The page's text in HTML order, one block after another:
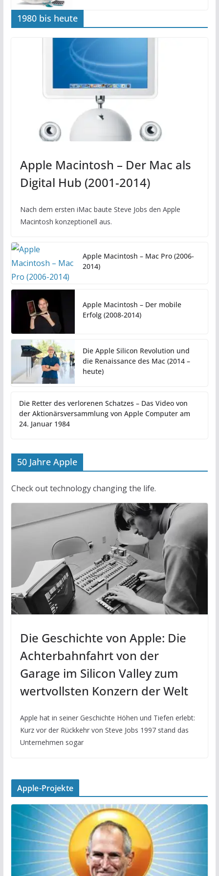
1980 bis heute
Apple Macintosh – Der Mac als
Digital Hub (2001-2014)
Nach dem ersten iMac baute Steve Jobs den Apple
Macintosh konzeptionell aus.
Apple Macintosh – Mac Pro (2006-
2014)
Apple Macintosh – Der mobile
Erfolg (2008-2014)
Die Apple Silicon Revolution und
die Renaissance des Mac (2014 –
heute)
Die Retter des verlorenen Schatzes – Das Video von
der Aktionärsversammlung von Apple Computer am
24. Januar 1984
50 Jahre Apple
Check out technology changing the life.
Die Geschichte von Apple: Die
Achterbahnfahrt von der
Garage im Silicon Valley zum
wertvollsten Konzern der Welt
Apple hat in seiner Geschichte Höhen und Tiefen erlebt:
Kurz vor der Rückkehr von Steve Jobs 1997 stand das
Unternehmen sogar
Apple-Projekte